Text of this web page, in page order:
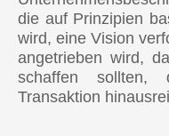
die auf Prinzipien
wird, eine Vision
angetrieben wird,
schaffen
Transaktion